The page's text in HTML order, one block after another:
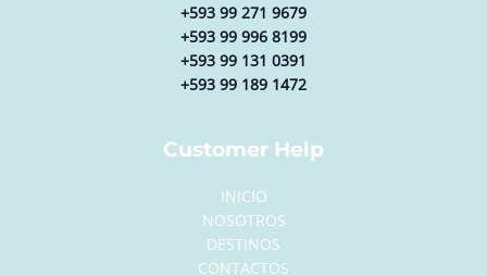
+593 99 271 9679
+593 99 996 8199
+593 99 131 0391
+593 99 189 1472
Customer Help
INICIO
NOSOTROS
DESTINOS
CONTACTOS